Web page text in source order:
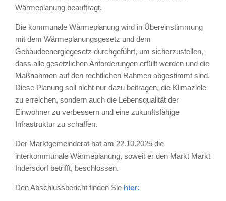
Wärmeplanung beauftragt.
Die kommunale Wärmeplanung wird in Übereinstimmung
mit dem Wärmeplanungsgesetz und dem
Gebäudeenergiegesetz durchgeführt, um sicherzustellen,
dass alle gesetzlichen Anforderungen erfüllt werden und die
Maßnahmen auf den rechtlichen Rahmen abgestimmt sind.
Diese Planung soll nicht nur dazu beitragen, die Klimaziele
zu erreichen, sondern auch die Lebensqualität der
Einwohner zu verbessern und eine zukunftsfähige
Infrastruktur zu schaffen.
Der Marktgemeinderat hat am 22.10.2025 die
interkommunale Wärmeplanung, soweit er den Markt Markt
Indersdorf betrifft, beschlossen.
Den Abschlussbericht finden Sie hier: